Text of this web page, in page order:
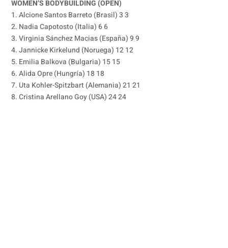
WOMEN’S BODYBUILDING (OPEN)
1. Alcione Santos Barreto (Brasil) 3 3
2. Nadia Capotosto (Italia) 6 6
3. Virginia Sánchez Macias (España) 9 9
4. Jannicke Kirkelund (Noruega) 12 12
5. Emilia Balkova (Bulgaria) 15 15
6. Alida Opre (Hungría) 18 18
7. Uta Kohler-Spitzbart (Alemania) 21 21
8. Cristina Arellano Goy (USA) 24 24